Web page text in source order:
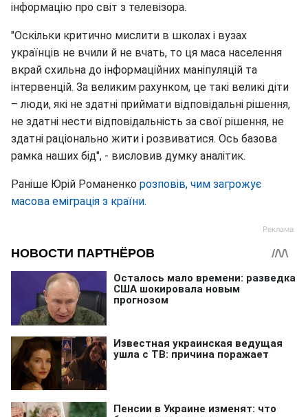
інформацію про світ з телевізора.
"Оскільки критично мислити в школах і вузах
українців не вчили й не вчать, то ця маса населення
вкрай схильна до інформаційних маніпуляцій та
інтервенцій. За великим рахунком, це такі великі діти
– люди, які не здатні приймати відповідальні рішення,
не здатні нести відповідальність за свої рішення, не
здатні раціонально жити і розвиватися. Ось базова
рамка наших бід", - висловив думку аналітик.
Раніше Юрій Романенко розповів, чим загрожує
масова еміграція з країни.